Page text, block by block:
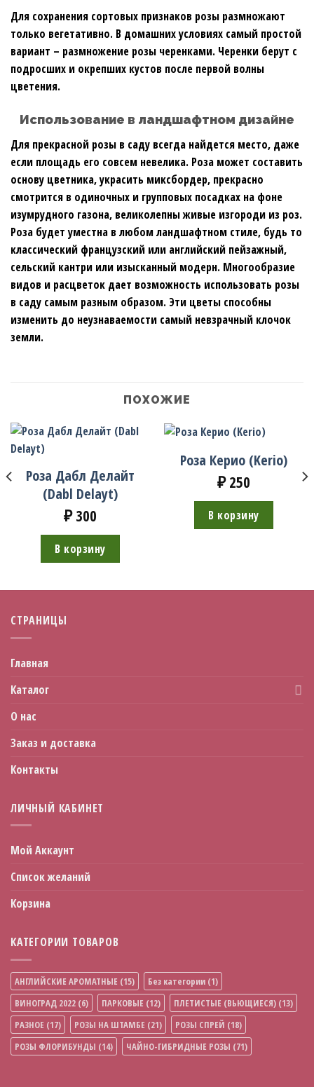
Для сохранения сортовых признаков розы размножают
только вегетативно. В домашних условиях самый простой
вариант – размножение розы черенками. Черенки берут с
подросших и окрепших кустов после первой волны
цветения.
Использование в ландшафтном дизайне
Для прекрасной розы в саду всегда найдется место, даже
если площадь его совсем невелика. Роза может составить
основу цветника, украсить миксбордер, прекрасно
смотрится в одиночных и групповых посадках на фоне
изумрудного газона, великолепны живые изгороди из роз.
Роза будет уместна в любом ландшафтном стиле, будь то
классический французский или английский пейзажный,
сельский кантри или изысканный модерн. Многообразие
видов и расцветок дает возможность использовать розы
в саду самым разным образом. Эти цветы способны
изменить до неузнаваемости самый невзрачный клочок
земли.
ПОХОЖИЕ
Роза Дабл Делайт
(Dabl Delayt)
₽300
В корзину
Роза Керио (Kerio)
₽250
В корзину
СТРАНИЦЫ
Главная
Каталог
О нас
Заказ и доставка
Контакты
ЛИЧНЫЙ КАБИНЕТ
Мой Аккаунт
Список желаний
Корзина
КАТЕГОРИИ ТОВАРОВ
АНГЛИЙСКИЕ АРОМАТНЫЕ (15) Без категории (1)
ВИНОГРАД 2022 (6) ПАРКОВЫЕ (12) ПЛЕТИСТЫЕ (ВЬЮЩИЕСЯ) (13)
РАЗНОЕ (17) РОЗЫ НА ШТАМБЕ (21) РОЗЫ СПРЕЙ (18)
РОЗЫ ФЛОРИБУНДЫ (14) ЧАЙНО-ГИБРИДНЫЕ РОЗЫ (71)